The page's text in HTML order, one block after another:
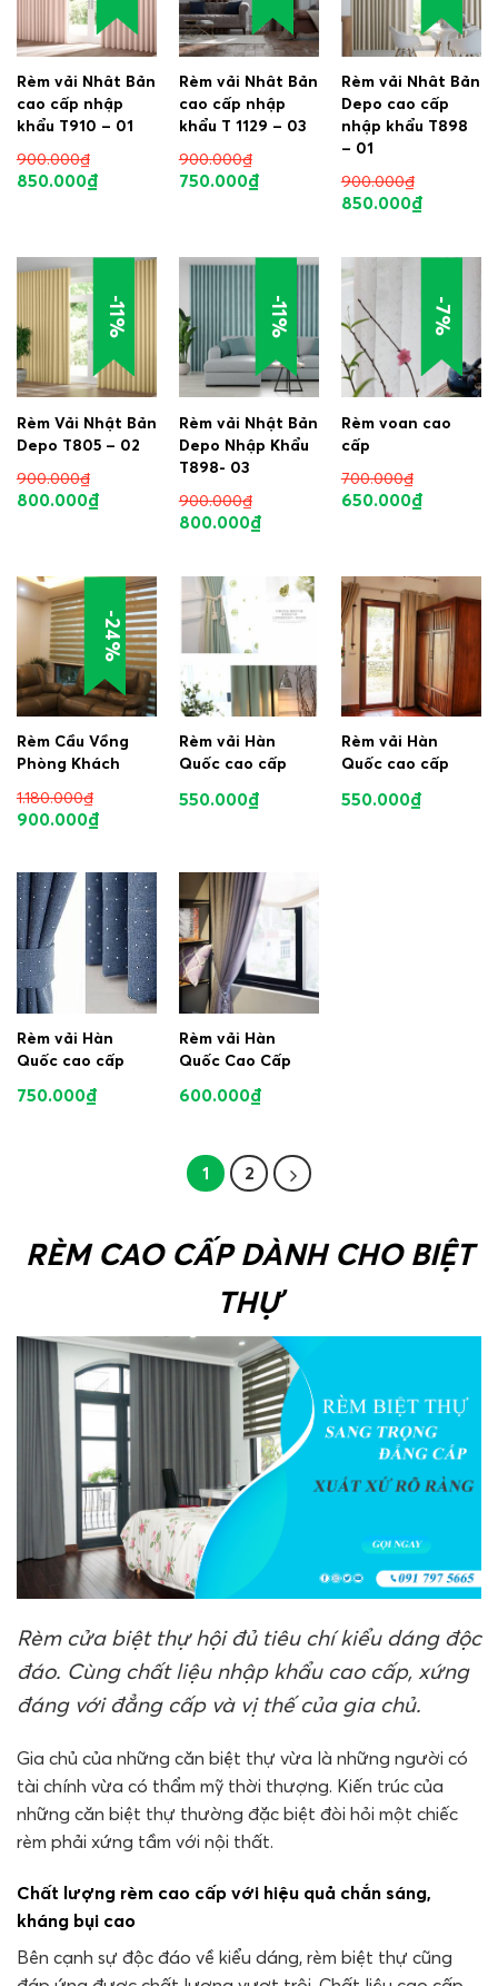
Rèm vải Nhât Bản
cao cấp nhập
khẩu T910 – 01
900.000₫
850.000₫
Rèm vải Nhât Bản
cao cấp nhập
khẩu T 1129 – 03
900.000₫
750.000₫
Rèm vải Nhât Bản
Depo cao cấp
nhập khẩu T898
– 01
900.000₫
850.000₫
-11%
Rèm Vải Nhật Bản
Depo T805 – 02
900.000₫
800.000₫
-11%
Rèm vải Nhật Bản
Depo Nhập Khẩu
T898- 03
900.000₫
800.000₫
-7%
Rèm voan cao
cấp
700.000₫
650.000₫
-24%
Rèm Cầu Vồng
Phòng Khách
1.180.000₫
900.000₫
Rèm vải Hàn
Quốc cao cấp
550.000₫
Rèm vải Hàn
Quốc cao cấp
550.000₫
Rèm vải Hàn
Quốc cao cấp
750.000₫
Rèm vải Hàn
Quốc Cao Cấp
600.000₫
1 2
RÈM CAO CẤP DÀNH CHO BIỆT
THỰ
Rèm cửa biệt thự hội đủ tiêu chí kiểu dáng độc
đáo. Cùng chất liệu nhập khẩu cao cấp, xứng
đáng với đẳng cấp và vị thế của gia chủ.
Gia chủ của những căn biệt thự vừa là những người có
tài chính vừa có thẩm mỹ thời thượng. Kiến trúc của
những căn biệt thự thường đặc biệt đòi hỏi một chiếc
rèm phải xứng tầm với nội thất.
Chất lượng rèm cao cấp với hiệu quả chắn sáng,
kháng bụi cao
Bên cạnh sự độc đáo về kiểu dáng, rèm biệt thự cũng